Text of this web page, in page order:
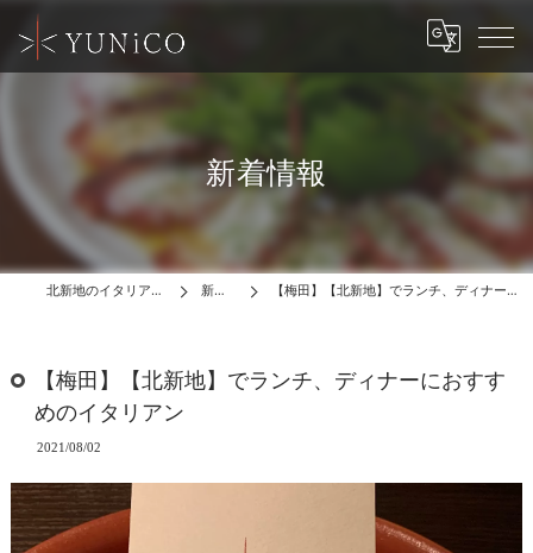
新着情報
北新地のイタリアンはYUNiCO 新着情報 【梅田】【北新地】でランチ、ディナーにおすすめのイタリアン
【梅田】【北新地】でランチ、ディナーにおすす
めのイタリアン
2021/08/02